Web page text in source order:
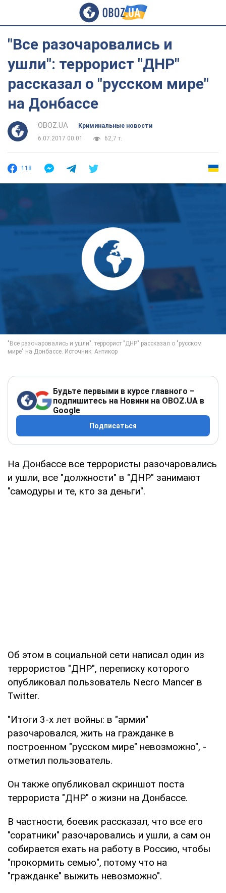
"Все разочаровались и
ушли": террорист "ДНР"
рассказал о "русском мире"
на Донбассе
OBOZ.UA
Криминальные новости
6.07.2017 00:01
62,7 т.
118
Будьте первыми в курсе главного –
подпишитесь на Новини на OBOZ.UA в
Google
Подписаться
На Донбассе все террористы разочаровались
и ушли, все "должности" в "ДНР" занимают
"самодуры и те, кто за деньги".
Об этом в социальной сети написал один из
террористов "ДНР", переписку которого
опубликовал пользователь Necro Mancer в
Twitter.
"Итоги 3-х лет войны: в "армии"
разочаровался, жить на гражданке в
построенном "русском мире" невозможно", -
отметил пользователь.
Он также опубликовал скриншот поста
террориста "ДНР" о жизни на Донбассе.
В частности, боевик рассказал, что все его
"соратники" разочаровались и ушли, а сам он
собирается ехать на работу в Россию, чтобы
"прокормить семью", потому что на
"гражданке" выжить невозможно".